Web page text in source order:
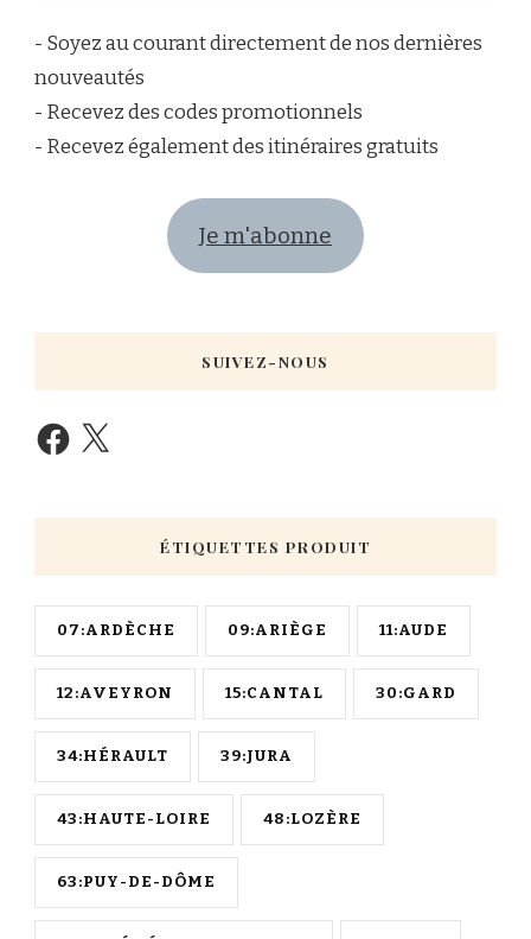
- Soyez au courant directement de nos dernières
nouveautés
- Recevez des codes promotionnels
- Recevez également des itinéraires gratuits
Je m'abonne
SUIVEZ-NOUS
ÉTIQUETTES PRODUIT
07:ARDÈCHE 09:ARIÈGE 11:AUDE
12:AVEYRON 15:CANTAL 30:GARD
34:HÉRAULT 39:JURA
43:HAUTE-LOIRE 48:LOZÈRE
63:PUY-DE-DÔME